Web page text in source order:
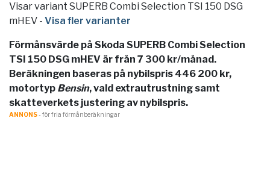
Visar variant SUPERB Combi Selection TSI 150 DSG
mHEV - Visa fler varianter
Förmånsvärde på Skoda SUPERB Combi Selection
TSI 150 DSG mHEV är från 7 300 kr/månad.
Beräkningen baseras på nybilspris 446 200 kr,
motortyp Bensin, vald extrautrustning samt
skatteverkets justering av nybilspris.
ANNONS- för fria förmånberäkningar